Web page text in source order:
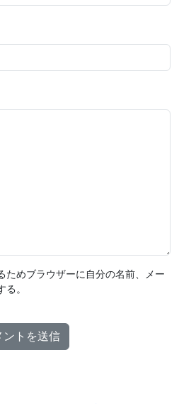
ためブラウザーに自分の名前、メー
。